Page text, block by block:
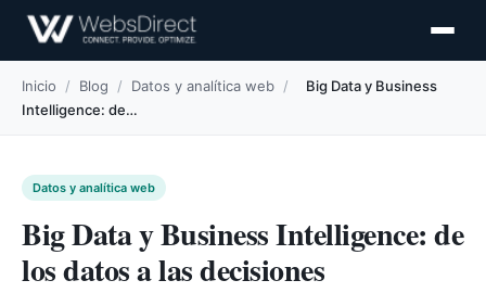
Inicio / Blog / Datos y analítica web /
Big Data y Business
Intelligence: de…
Datos y analítica web
Big Data y Business Intelligence: de
los datos a las decisiones